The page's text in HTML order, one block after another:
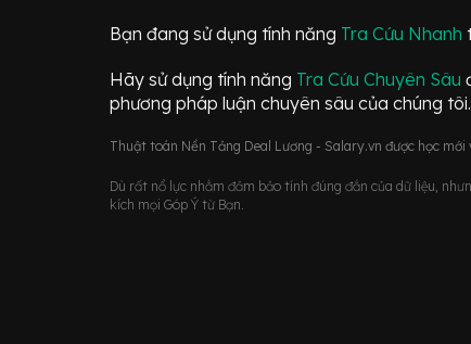
Bạn đang sử dụng tính năng Tra Cứu Nhanh
Hãy sử dụng tính năng Tra Cứu Chuyên Sâu
phương pháp luận chuyên sâu của chúng tôi.
Thuật toán Nền Tảng Deal Lương - Salary.vn được học
Dù rất nổ lực nhằm đảm bảo tính đúng đắn của dữ liệu,
kích mọi Góp Ý từ Bạn.